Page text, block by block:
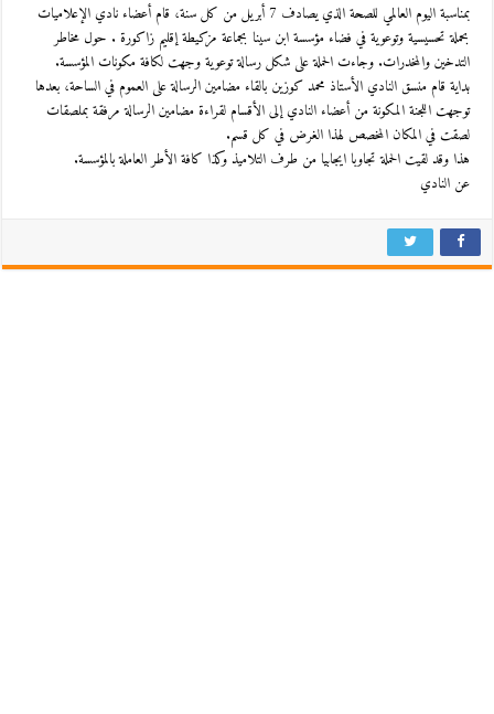
بمناسبة اليوم العالمي للصحة الذي يصادف 7 أبريل من كل سنة، قام أعضاء نادي الإعلاميات
بحملة تحسيسية وتوعوية في فضاء مؤسسة ابن سينا بجماعة مزكيطة إقليم زاكورة . حول مخاطر
التدخين والمخدرات. وجاءت الحملة على شكل رسالة توعوية وجهت لكافة مكونات المؤسسة.
بداية قام منسق النادي الأستاذ محمد كوزين بالقاء مضامين الرسالة على العموم في الساحة، بعدها
توجهت اللجنة المكونة من أعضاء النادي إلى الأقسام لقراءة مضامين الرسالة مرفقة بملصقات
لصقت في المكان المخصص لهذا الغرض في كل قسم.
هذا وقد لقيت الحملة تجاوبا ايجابيا من طرف التلاميذ وكذا كافة الأطر العاملة بالمؤسسة.
عن النادي